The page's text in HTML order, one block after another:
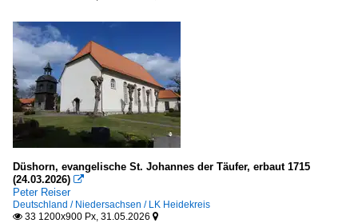
Düshorn, evangelische St. Johannes der Täufer, erbaut 1715
(24.03.2026) 
Peter Reiser
Deutschland / Niedersachsen / LK Heidekreis
 33 1200x900 Px, 31.05.2026 